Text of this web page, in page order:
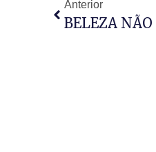
Anterior
BELEZA